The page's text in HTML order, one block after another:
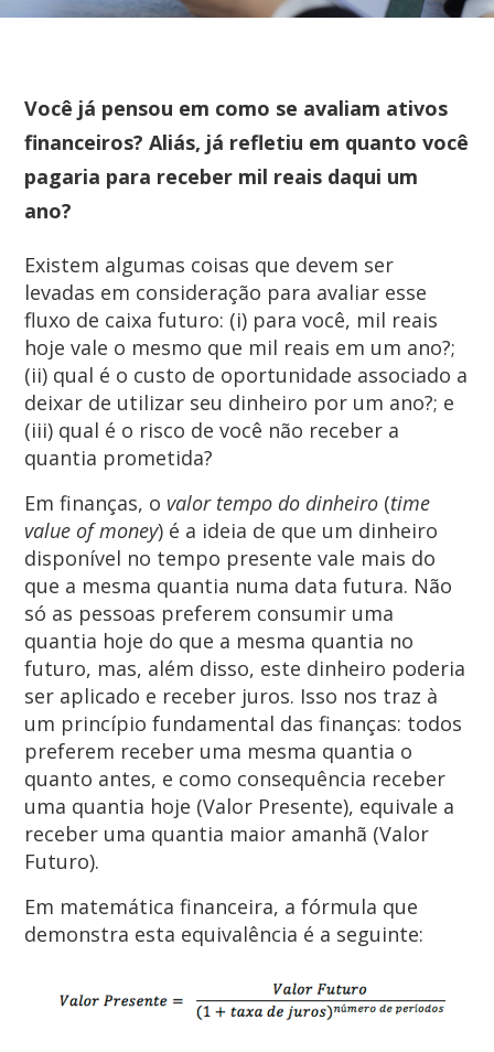
Você já pensou em como se avaliam ativos
financeiros? Aliás, já refletiu em quanto você
pagaria para receber mil reais daqui um
ano?
Existem algumas coisas que devem ser
levadas em consideração para avaliar esse
fluxo de caixa futuro: (i) para você, mil reais
hoje vale o mesmo que mil reais em um ano?;
(ii) qual é o custo de oportunidade associado a
deixar de utilizar seu dinheiro por um ano?; e
(iii) qual é o risco de você não receber a
quantia prometida?
Em finanças, o valor tempo do dinheiro (time
value of money) é a ideia de que um dinheiro
disponível no tempo presente vale mais do
que a mesma quantia numa data futura. Não
só as pessoas preferem consumir uma
quantia hoje do que a mesma quantia no
futuro, mas, além disso, este dinheiro poderia
ser aplicado e receber juros. Isso nos traz à
um princípio fundamental das finanças: todos
preferem receber uma mesma quantia o
quanto antes, e como consequência receber
uma quantia hoje (Valor Presente), equivale a
receber uma quantia maior amanhã (Valor
Futuro).
Em matemática financeira, a fórmula que
demonstra esta equivalência é a seguinte: